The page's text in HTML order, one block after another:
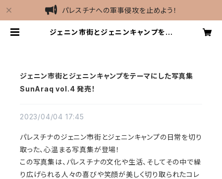
パレスチナへの軍事侵攻を止めよう！
ジェニン市街とジェニンキャンプをテ
ジェニン市街とジェニンキャンプをテーマにした写真集
SunAraq vol.4 発売！
2023/04/04 17:45
パレスチナのジェニン市街とジェニンキャンプの日常を切り
取った、心温まる写真集が登場！
この写真集は、パレスチナの文化や生活、そしてその中で繰
り広げられる人々の喜びや笑顔が美しく切り取られたコレ